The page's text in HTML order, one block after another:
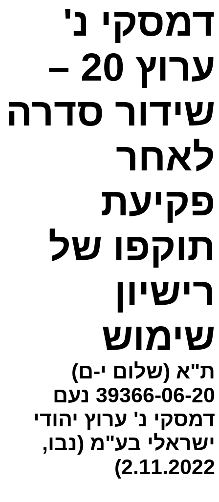
דמסקי נ'
ערוץ 20 –
שידור סדרה
לאחר
פקיעת
תוקפו של
רישיון
שימוש
ת"א (שלום י-ם)
39366-06-20 נעם
דמסקי נ' ערוץ יהודי
ישראלי בע"מ (נבו,
2.11.2022)